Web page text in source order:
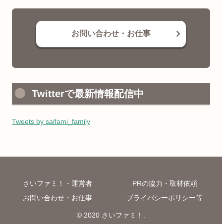
お問い合わせ・お仕事
Twitterで最新情報配信中
Tweets by saifami_family
さいファミ！・運営者
PRの協力・取材依頼
お問い合わせ・お仕事
プライバシーポリシー等
© 2020 さいファミ！.